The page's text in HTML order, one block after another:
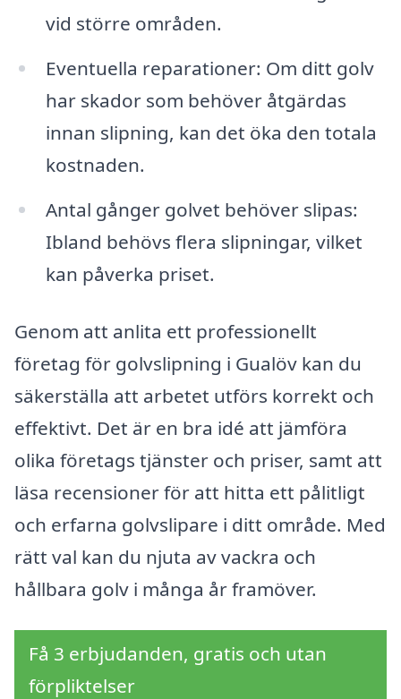
vid större områden.
Eventuella reparationer: Om ditt golv
har skador som behöver åtgärdas
innan slipning, kan det öka den totala
kostnaden.
Antal gånger golvet behöver slipas:
Ibland behövs flera slipningar, vilket
kan påverka priset.
Genom att anlita ett professionellt
företag för golvslipning i Gualöv kan du
säkerställa att arbetet utförs korrekt och
effektivt. Det är en bra idé att jämföra
olika företags tjänster och priser, samt att
läsa recensioner för att hitta ett pålitligt
och erfarna golvslipare i ditt område. Med
rätt val kan du njuta av vackra och
hållbara golv i många år framöver.
Få 3 erbjudanden, gratis och utan
förpliktelser